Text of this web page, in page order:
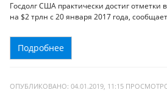
Госдолг США практически достиг отметки
на $2 трлн с 20 января 2017 года,
Подробнее
ОПУБЛИКОВАНО: 04.01.2019, 11:15